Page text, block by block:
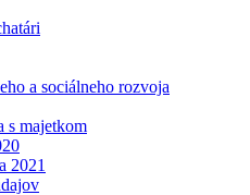
a sociálneho rozvoja
s majetkom
2021